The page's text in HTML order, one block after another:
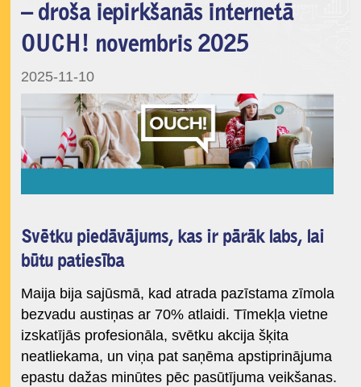
– droša iepirkšanās internetā
OUCH! novembris 2025
2025-11-10
Svētku piedāvājums, kas ir pārāk labs, lai
būtu patiesība
Maija bija sajūsmā, kad atrada pazīstama zīmola
bezvadu austiņas ar 70% atlaidi. Tīmekļa vietne
izskatījās profesionāla, svētku akcija šķita
neatliekama, un viņa pat saņēma apstiprinājuma
epastu dažas minūtes pēc pasūtījuma veikšanas.